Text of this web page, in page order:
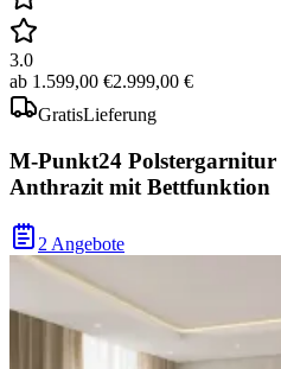
3.0
ab 1.599,00 €2.999,00 €
GratisLieferung
M-Punkt24
Anthrazit mit Bettfunktion
2 Angebote